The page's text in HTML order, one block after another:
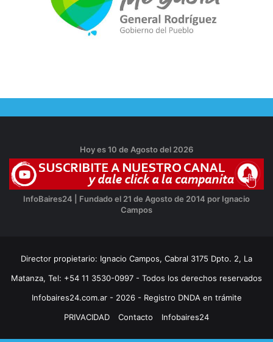
Hoy es 10 de Agosto del 2026
InfoBaires24 | Fundado el 21 de Agosto de 2014 por Ignacio
Campos
Director propietario: Ignacio Campos, Cabral 3175 Dpto. 2, La
Matanza, Tel: +54 11 3530-0997 - Todos los derechos reservados
Infobaires24.com.ar - 2026 - Registro DNDA en trámite
PRIVACIDAD
Contacto Infobaires24